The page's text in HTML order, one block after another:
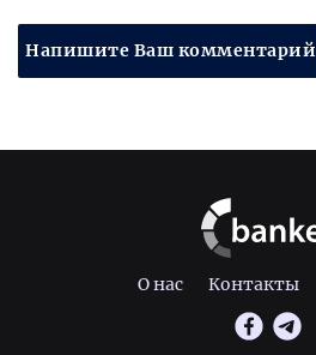
Напишите Ваш комментарий
О нас Контакты